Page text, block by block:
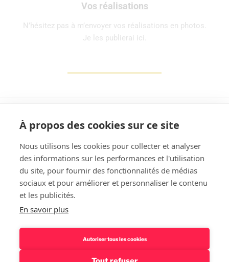
Vos réalisations
N’hésitez pas à m’envoyer vos réalisations en photos.
Je les publierai ici.
Rechercher
À propos des cookies sur ce site
Nous utilisons les cookies pour collecter et analyser
des informations sur les performances et l'utilisation
du site, pour fournir des fonctionnalités de médias
sociaux et pour améliorer et personnaliser le contenu
et les publicités.
En savoir plus
Autoriser tous les cookies